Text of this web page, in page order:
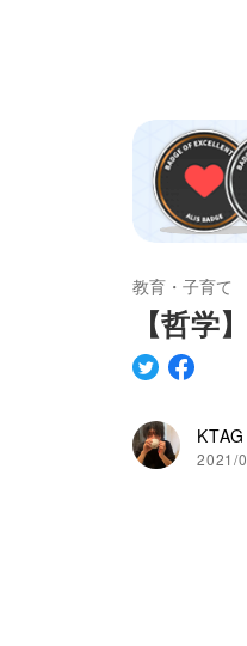
教育・子育て
【哲学
KTAG
2021/